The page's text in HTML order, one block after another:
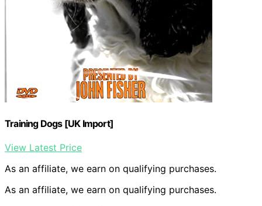
Training Dogs [UK Import]
View Latest Price
As an affiliate, we earn on qualifying purchases.
As an affiliate, we earn on qualifying purchases.